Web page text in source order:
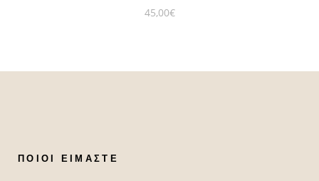
45,00€
ΠΟΙΟΙ ΕΊΜΑΣΤΕ